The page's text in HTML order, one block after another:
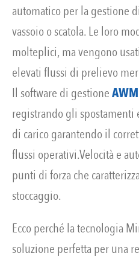
automatico per la gestione
vassoio o scatola. Le loro
molteplici, ma vengono
elevati flussi di prelievo
Il software di gestioneAWM
registrando gli
di carico garantendo il
flussi operativi.Velocità e
punti di forza che
stoccaggio.
Ecco perché la tecnologia
soluzione perfetta per una